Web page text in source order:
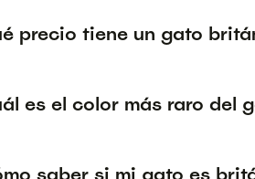
precio tiene un gato
es el color más raro del